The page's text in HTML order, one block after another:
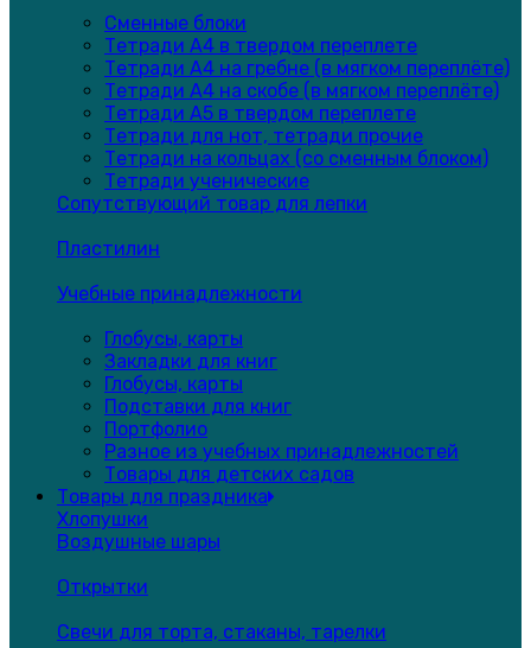
Сменные блоки
Тетради А4 в твердом переплете
Тетради А4 на гребне (в мягком переплёте)
Тетради А4 на скобе (в мягком переплёте)
Тетради А5 в твердом переплете
Тетради для нот, тетради прочие
Тетради на кольцах (со сменным блоком)
Тетради ученические
Сопутствующий товар для лепки
Пластилин
Учебные принадлежности
Глобусы, карты
Закладки для книг
Глобусы, карты
Подставки для книг
Портфолио
Разное из учебных принадлежностей
Товары для детских садов
Товары для праздника
Хлопушки
Воздушные шары
Открытки
Свечи для торта, стаканы, тарелки